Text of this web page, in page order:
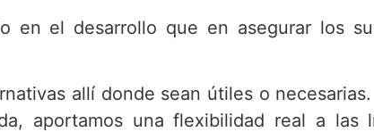
en el desarrollo que en asegurar los
allí donde sean útiles o
aportamos una flexibilidad real a las